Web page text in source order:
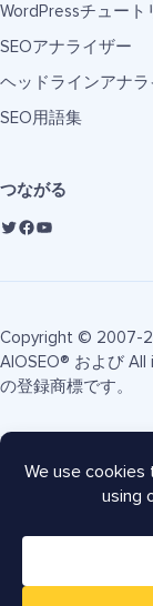
WordPressチュート
SEOアナライザー
ヘッドラインアナラ
SEO用語集
つながる
Copyright © 2007-
AIOSEO® および All
の登録商標です。
利用規約
AIOSEOクーポン